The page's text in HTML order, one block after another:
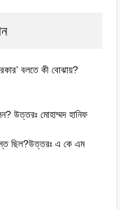
বলতে কী বােঝায়?
উত্তরঃ মোহাম্মদ হানিফ
ছিল?উত্তরঃ এ কে এম